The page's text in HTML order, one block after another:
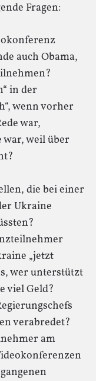
Fragen:
auch Obama,
in der
wenn vorher
war,
war, weil über
die bei einer
Ukraine
„jetzt
wer unterstützt
viel Geld?
verabredet?
am